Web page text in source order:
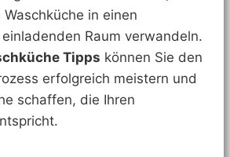
Waschküche in einen
Raum verwandeln.
Tipps können Sie den
erfolgreich meistern und
schaffen, die Ihren